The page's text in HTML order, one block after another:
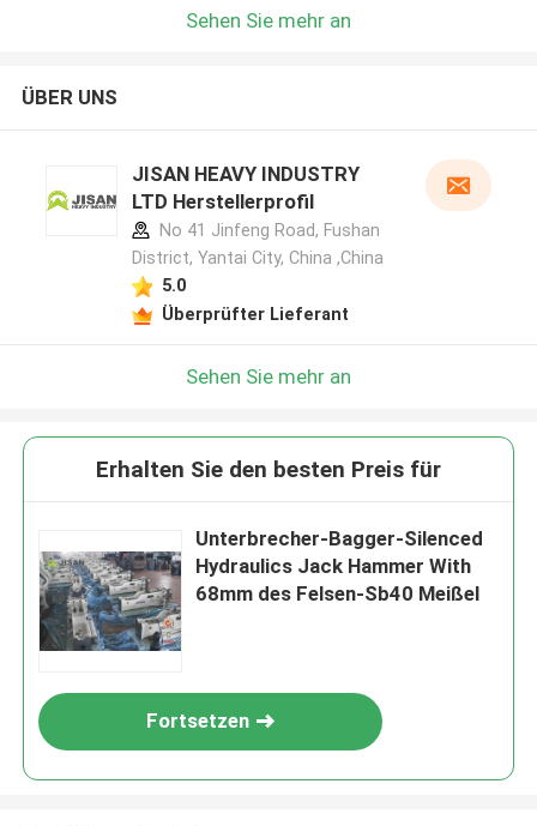
Sehen Sie mehr an
ÜBER UNS
JISAN HEAVY INDUSTRY
LTD Herstellerprofil
No 41 Jinfeng Road, Fushan
District, Yantai City, China ,China
5.0
Überprüfter Lieferant
Sehen Sie mehr an
Erhalten Sie den besten Preis für
Unterbrecher-Bagger-Silenced
Hydraulics Jack Hammer With
68mm des Felsen-Sb40 Meißel
Fortsetzen